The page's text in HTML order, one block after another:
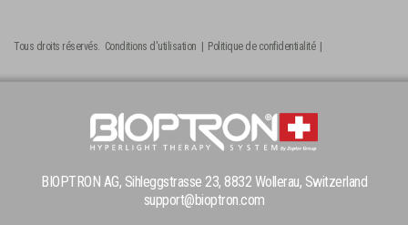
Tous droits réservés. Conditions d'utilisation Politique de confidentialité|
BIOPTRON AG, Sihleggstrasse 23, 8832 Wollerau, Switzerland
support@bioptron.com